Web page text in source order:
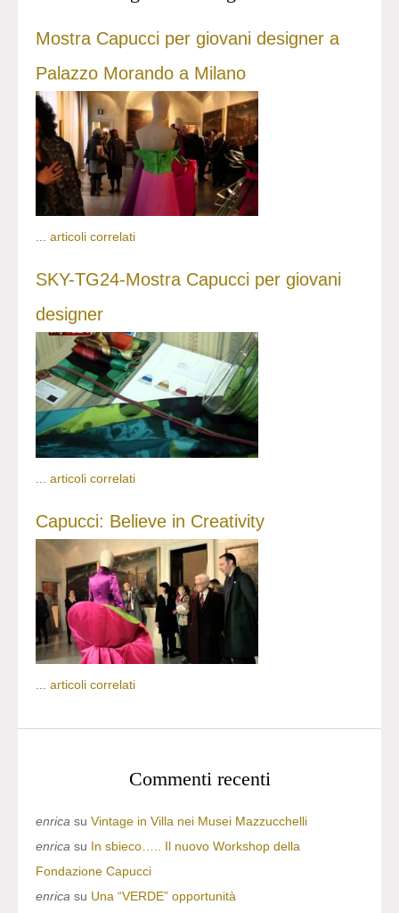
Mostra Capucci per giovani designer a
Palazzo Morando a Milano
... articoli correlati
SKY-TG24-Mostra Capucci per giovani
designer
articoli correlati
Capucci: Believe in Creativity
... articoli correlati
Commenti recenti
enrica su Vintage in Villa nei Musei Mazzucchelli
enrica su In sbieco….. Il nuovo Workshop della
Fondazione Capucci
enrica su Una “VERDE” opportunità